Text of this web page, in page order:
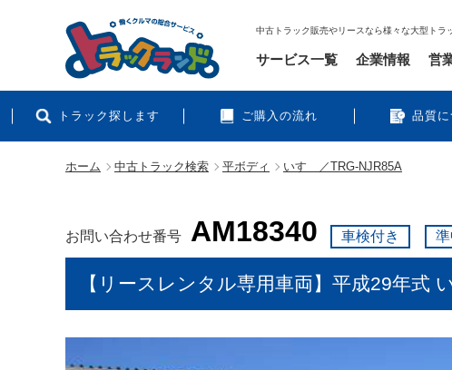
中古トラック販売やリースなら様々な大型ト
トラック探します ご購入の流れ 品質
サービス一覧 企業情報 営
ホーム 中古トラック検索 平ボディ いすゞ／TRG-NJR85A
お問い合わせ番号 AM18340 車検付き
【リースレンタル専用車両】平成29年